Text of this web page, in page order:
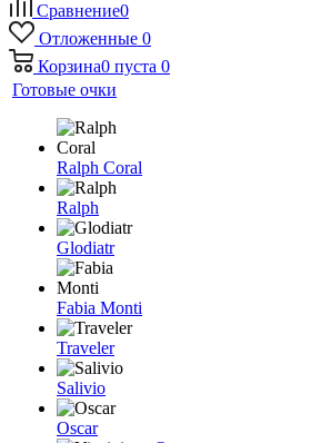
Сравнение0
Отложенные 0
Корзина0 пуста 0
Готовые очки
Ralph Coral
Ralph
Glodiatr
Fabia Monti
Traveler
Salivio
Oscar